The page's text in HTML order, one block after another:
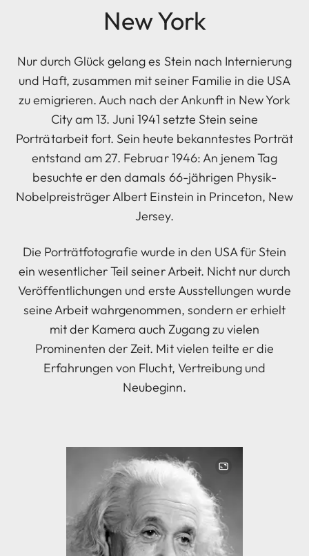
New York
Nur durch Glück gelang es Stein nach Internierung
und Haft, zusammen mit seiner Familie in die USA
zu emigrieren. Auch nach der Ankunft in New York
City am 13. Juni 1941 setzte Stein seine
Porträtarbeit fort. Sein heute bekanntestes Porträt
entstand am 27. Februar 1946: An jenem Tag
besuchte er den damals 66-jährigen Physik-
Nobelpreisträger Albert Einstein in Princeton, New
Jersey.
Die Porträtfotografie wurde in den USA für Stein
ein wesentlicher Teil seiner Arbeit. Nicht nur durch
Veröffentlichungen und erste Ausstellungen wurde
seine Arbeit wahrgenommen, sondern er erhielt
mit der Kamera auch Zugang zu vielen
Prominenten der Zeit. Mit vielen teilte er die
Erfahrungen von Flucht, Vertreibung und
Neubeginn.